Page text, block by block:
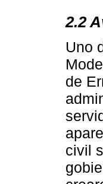
2.2
Uno
de
civil